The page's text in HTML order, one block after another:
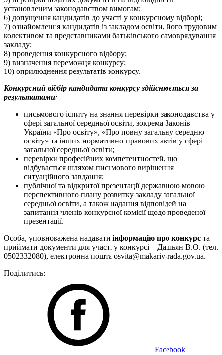
установленим законодавством вимогам;
6) допущення кандидатів до участі у конкурсному відборі;
7) ознайомлення кандидатів із закладом освіти, його трудовим
колективом та представниками батьківського самоврядування
закладу;
8) проведення конкурсного відбору;
9) визначення переможця конкурсу;
10) оприлюднення результатів конкурсу.
Конкурсний відбір кандидата конкурсу здійснюється за
результатами:
письмового іспиту на знання перевірки законодавства у
сфері загальної середньої освіти, зокрема Законів
України «Про освіту», «Про повну загальну середню
освіту» та інших нормативно-правових актів у сфері
загальної середньої освіти;
перевірки професійних компетентностей, що
відбувається шляхом письмового вирішення
ситуаційного завдання;
публічної та відкритої презентації державною мовою
перспективного плану розвитку закладу загальної
середньої освіти, а також надання відповідей на
запитання членів конкурсної комісії щодо проведеної
презентації.
Особа, уповноважена надавати інформацію про конкурс та
приймати документи для участі у конкурсі – Дашьян В.О. (тел.
0502332080), електронна пошта osvita@makariv-rada.gov.ua.
Поділитись:
Facebook